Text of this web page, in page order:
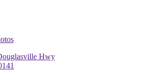
Hwy